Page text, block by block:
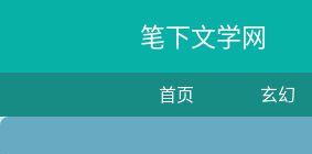
笔下文学网
首页 玄幻